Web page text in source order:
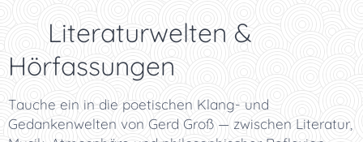
✨ Literaturwelten &
Hörfassungen
Tauche ein in die poetischen Klang- und
Gedankenwelten von Gerd Groß — zwischen Literatur,